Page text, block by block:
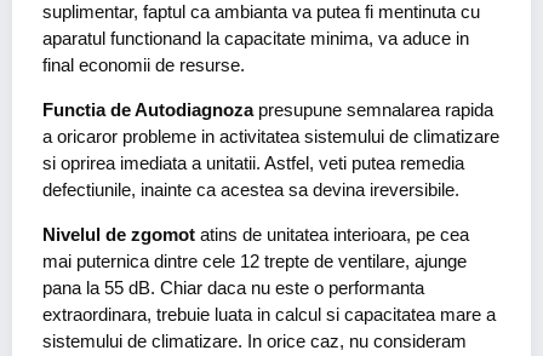
suplimentar, faptul ca ambianta va putea fi mentinuta cu
aparatul functionand la capacitate minima, va aduce in
final economii de resurse.
Functia de Autodiagnozapresupune semnalarea rapida
a oricaror probleme in activitatea sistemului de climatizare
si oprirea imediata a unitatii. Astfel, veti putea remedia
defectiunile, inainte ca acestea sa devina ireversibile.
Nivelul de zgomot atins de unitatea interioara, pe cea
mai puternica dintre cele 12 trepte de ventilare, ajunge
pana la 55 dB. Chiar daca nu este o performanta
extraordinara, trebuie luata in calcul si capacitatea mare a
sistemului de climatizare. In orice caz, nu consideram